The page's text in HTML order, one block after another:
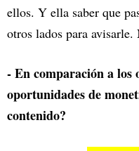
ellos. Y ella saber que
otros lados para avisarle.
- En comparación a los
oportunidades de
contenido?